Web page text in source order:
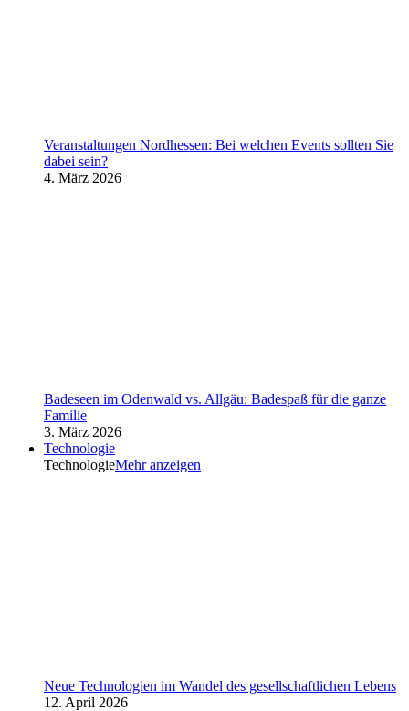
Veranstaltungen Nordhessen: Bei welchen Events sollten Sie
dabei sein?
4. März 2026
Badeseen im Odenwald vs. Allgäu: Badespaß für die ganze
Familie
3. März 2026
Technologie
TechnologieMehr anzeigen
Neue Technologien im Wandel des gesellschaftlichen Lebens
12. April 2026